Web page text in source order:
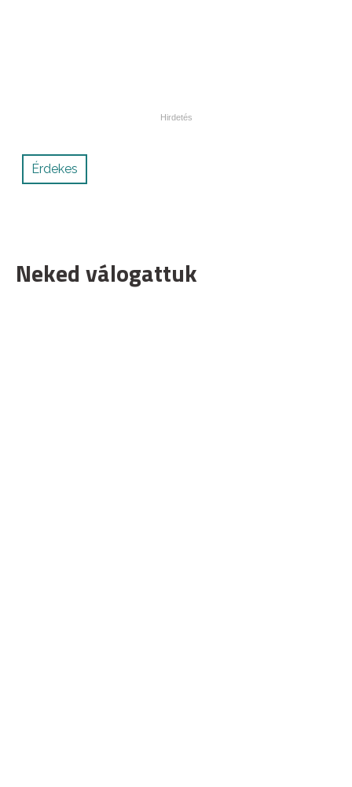
Érdekes
Neked válogattuk